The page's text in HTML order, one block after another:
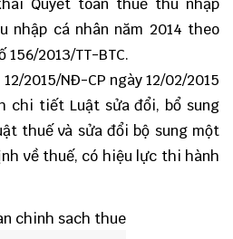
Quyết toán thuế thu nhập
nhập cá nhân năm 2014 theo
2013/TT-BTC.
2015/NĐ-CP ngày 12/02/2015
chi tiết Luật sửa đổi, bổ sung
thuế và sửa đổi bộ sung một
về thuế, có hiệu lực thi hành